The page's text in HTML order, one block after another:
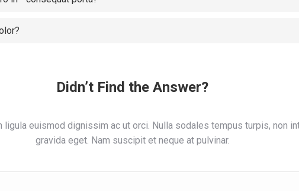
Didn’t Find the Answer?
ligula euismod dignissim ac ut orci. Nulla sodales tempus turpis, non
gravida eget. Nam suscipit et neque at pulvinar.